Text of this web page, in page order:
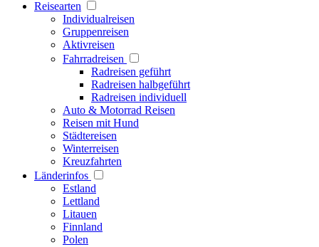
Reisearten
Individualreisen
Gruppenreisen
Aktivreisen
Fahrradreisen
Radreisen geführt
Radreisen halbgeführt
Radreisen individuell
Auto & Motorrad Reisen
Reisen mit Hund
Städtereisen
Winterreisen
Kreuzfahrten
Länderinfos
Estland
Lettland
Litauen
Finnland
Polen